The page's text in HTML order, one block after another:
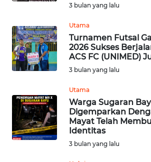
3 bulan yang lalu
Utama
Turnamen Futsal
2026 Sukses
ACS FC (UNIMED)
3 bulan yang lalu
Utama
Warga Sugaran
Digemparkan
Mayat Telah
Identitas
3 bulan yang lalu
LAWAS
WN
SUMEDANG
CIANJUR
WN
KEPULAUAN